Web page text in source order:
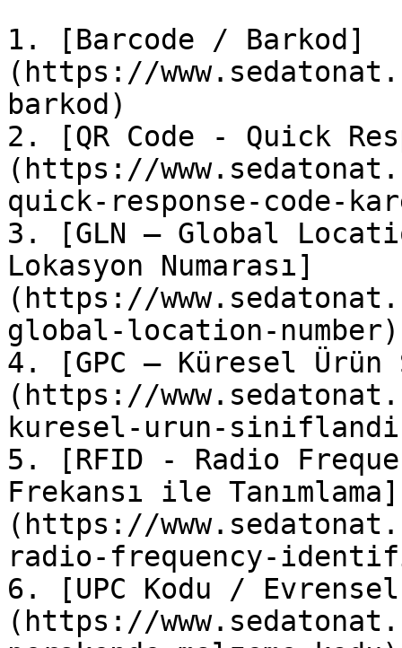
1. [Barcode / Barkod]
(https://
barkod)
2. [QR Code - Quick
(https://
quick-response-code-
3. [GLN – Global
Lokasyon Numarası]
(https://
global-location-number)
4. [GPC – Küresel Ürün
(https://
kuresel-urun-
5. [RFID - Radio
Frekansı ile Tanımlama]
(https://
radio-frequency-
6. [UPC Kodu / Evrensel
(https://